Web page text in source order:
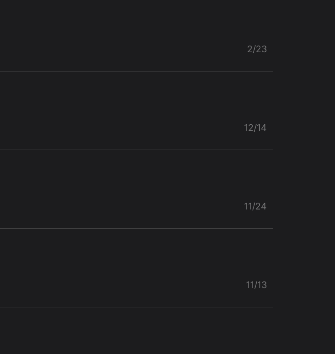
2/23
12/14
11/24
11/13